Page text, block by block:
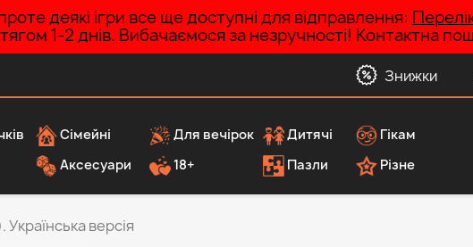
деякі ігри все ще доступні для відправлення:
1-2 днів. Вибачаємося за незручності! Контактна
Знижки
Сімейні Для вечірок Дитячі
Гікам
Аксесуари
18+ Пазли Різне
версія